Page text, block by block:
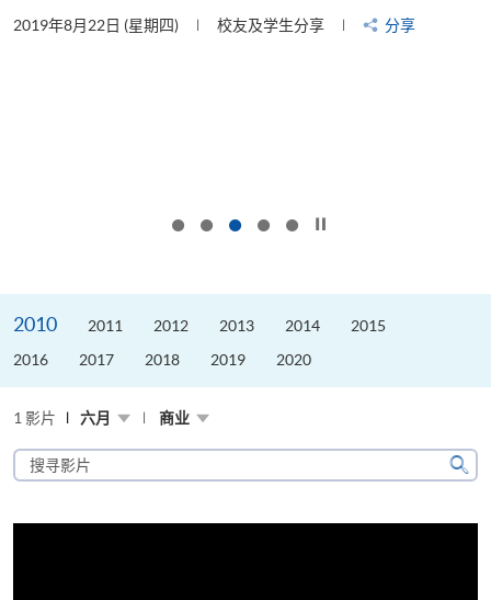
2019年8月22日 (星期四) 校友及学生分享 分享
2010 2011 2012 2013 2014
2015
2016
2017 2018 2019 2020
1 影片 六月 商业
搜
寻
片
搜